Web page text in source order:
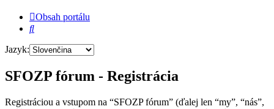
Obsah portálu
Hľadať
Jazyk:
SFOZP fórum - Registrácia
Registráciou a vstupom na “SFOZP fórum” (ďalej len “my”, “nás”,